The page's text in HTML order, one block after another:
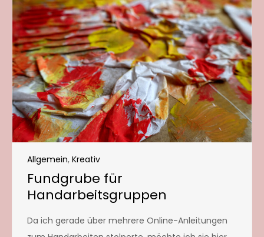
Allgemein, Kreativ
Fundgrube für
Handarbeitsgruppen
Da ich gerade über mehrere Online-Anleitungen